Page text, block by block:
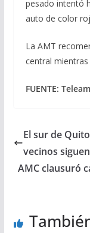
pesado intentó
auto de color
La AMT
central
FUENTE:
El sur de
vecinos
AMC clausuró